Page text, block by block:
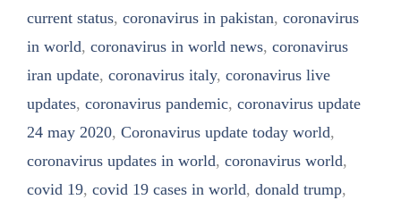
current status, coronavirus in pakistan, coronavirus
in world, coronavirus in world news, coronavirus
iran update, coronavirus italy, coronavirus live
updates, coronavirus pandemic, coronavirus update
24 may 2020, Coronavirus update today world,
coronavirus updates in world, coronavirus world,
covid 19, covid 19 cases in world, donald trump,